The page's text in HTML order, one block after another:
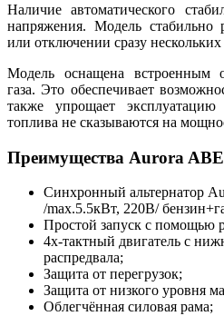
Наличие автоматического
напряжения. Модель стабильно
или отключении сразу нескольких
Модель оснащена встроенным
газа. Это обеспечивает
также упрощает
топлива не сказываются на
Преимущества Aurora
Синхронный альтернатор
/max.5.5кВт, 220В/
Простой запуск с помощью
4х-тактный двигатель с
распредвала;
Защита от перегрузок;
Защита от низкого уровня
Облегчённая силовая рама;